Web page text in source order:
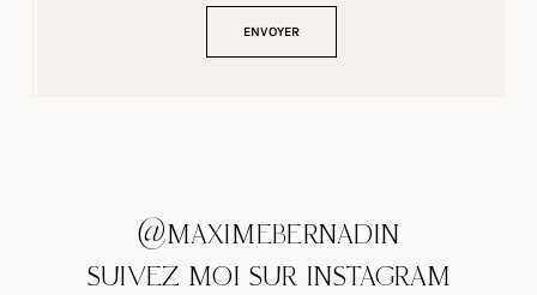
@MAXIMEBERNADIN
SUIVEZ MOI SUR INSTAGRAM